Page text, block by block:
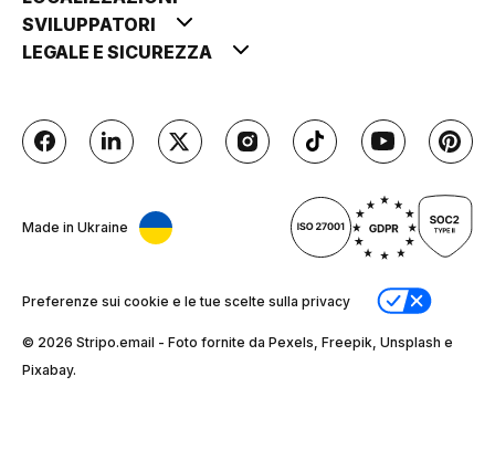
SVILUPPATORI
LEGALE E SICUREZZA
Made in Ukraine
Preferenze sui cookie e le tue scelte sulla privacy
© 2026 Stripо.email - Foto fornite da Pexels, Freepik, Unsplash e
Pixabay.